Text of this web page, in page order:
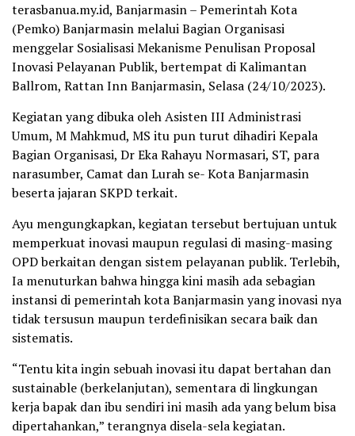
terasbanua.my.id, Banjarmasin – Pemerintah Kota
(Pemko) Banjarmasin melalui Bagian Organisasi
menggelar Sosialisasi Mekanisme Penulisan Proposal
Inovasi Pelayanan Publik, bertempat di Kalimantan
Ballrom, Rattan Inn Banjarmasin, Selasa (24/10/2023).
Kegiatan yang dibuka oleh Asisten III Administrasi
Umum, M Mahkmud, MS itu pun turut dihadiri Kepala
Bagian Organisasi, Dr Eka Rahayu Normasari, ST, para
narasumber, Camat dan Lurah se- Kota Banjarmasin
beserta jajaran SKPD terkait.
Ayu mengungkapkan, kegiatan tersebut bertujuan untuk
memperkuat inovasi maupun regulasi di masing-masing
OPD berkaitan dengan sistem pelayanan publik. Terlebih,
Ia menuturkan bahwa hingga kini masih ada sebagian
instansi di pemerintah kota Banjarmasin yang inovasi nya
tidak tersusun maupun terdefinisikan secara baik dan
sistematis.
“Tentu kita ingin sebuah inovasi itu dapat bertahan dan
sustainable (berkelanjutan), sementara di lingkungan
kerja bapak dan ibu sendiri ini masih ada yang belum bisa
dipertahankan,” terangnya disela-sela kegiatan.